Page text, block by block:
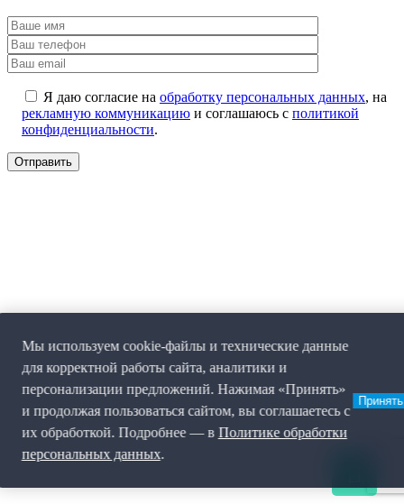
Я даю согласие на обработку персональных данных, на
рекламную коммуникацию и соглашаюсь с политикой
конфиденциальности.
Мы используем cookie-файлы и технические данные
для корректной работы сайта, аналитики и
персонализации предложений. Нажимая «Принять»
и продолжая пользоваться сайтом, вы соглашаетесь с
их обработкой. Подробнее — в Политике обработки
персональных данных.
Принять